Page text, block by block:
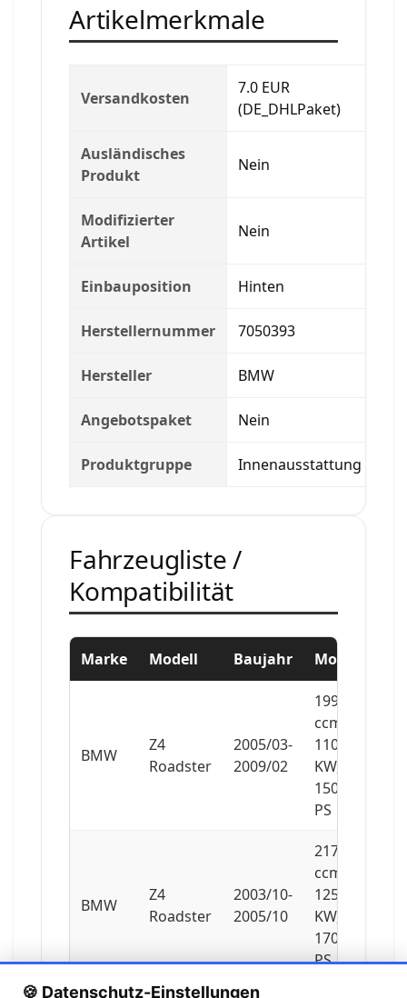
🍪 Datenschutz-Einstellungen
Artikelmerkmale
Versandkosten
7.0 EUR
(DE_DHLPaket)
Ausländisches
Produkt
Nein
Modifizierter
Artikel
Nein
Einbauposition Hinten
Herstellernummer 7050393
Hersteller BMW
Angebotspaket Nein
Produktgruppe Innenausstattung
Fahrzeugliste /
Kompatibilität
Marke Modell Baujahr Motor
BMW
Z4
Roadster
2005/03-
2009/02
1995
ccm,
110
KW,
150
PS
BMW
Z4
Roadster
2003/10-
2005/10
2171
ccm,
125
KW,
170
PS